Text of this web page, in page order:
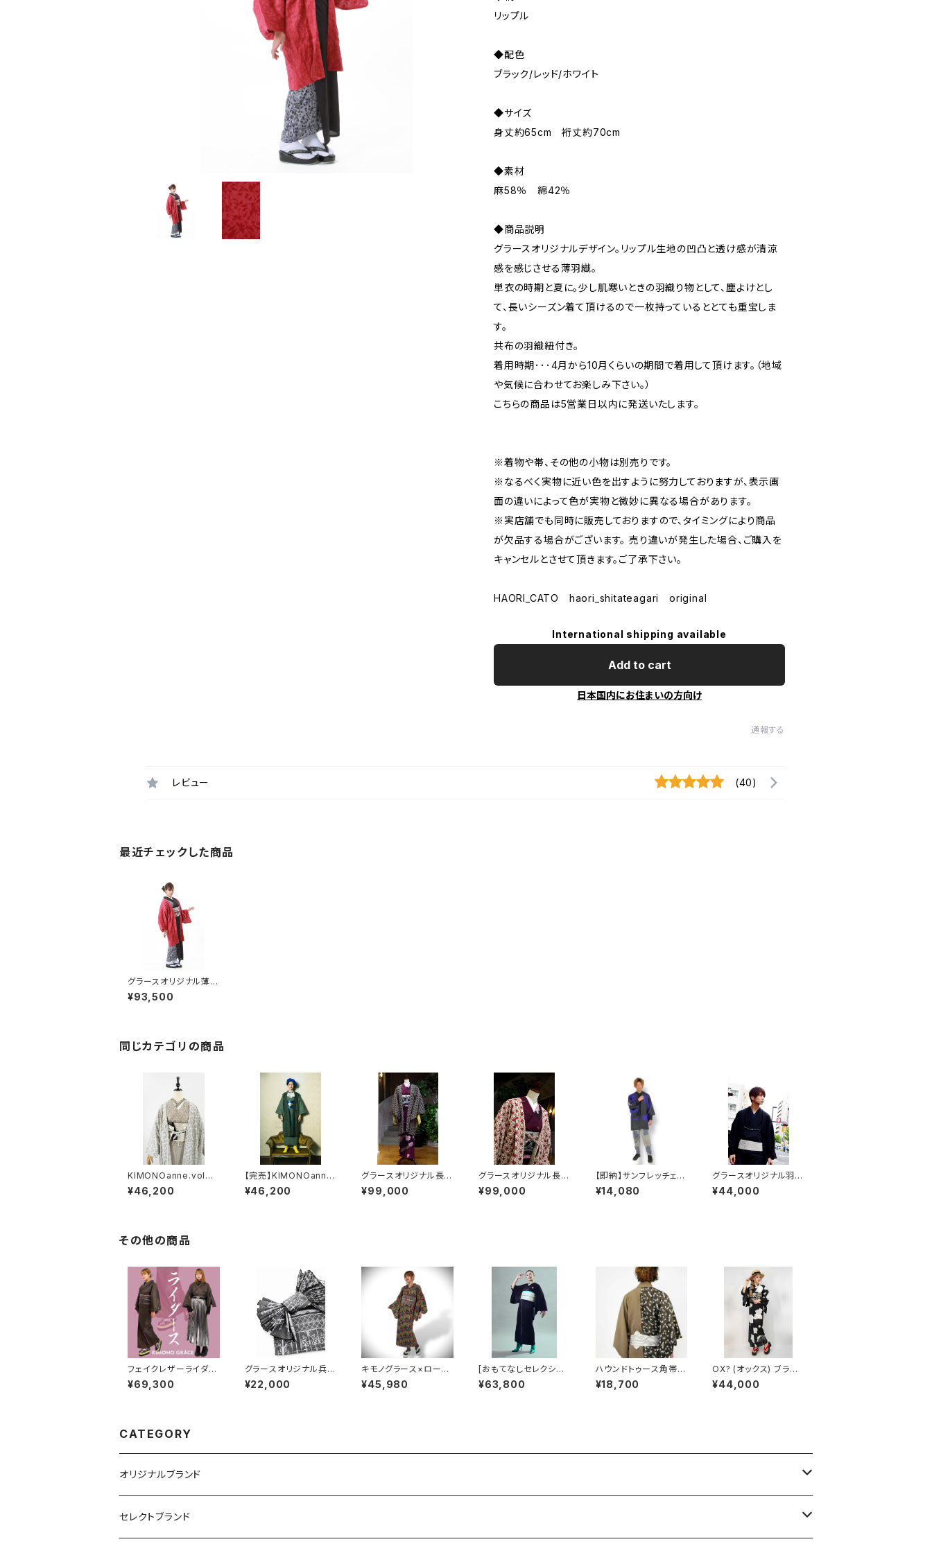
リップル
◆配色
ブラック/レッド/ホワイト
◆サイズ
身丈約65cm 裄丈約70cm
◆素材
麻58％ 綿42％
◆商品説明
グラースオリジナルデザイン。リップル生地の凹凸と透け感が清涼
感を感じさせる薄羽織。
単衣の時期と夏に。少し肌寒いときの羽織り物として、塵よけとし
て、長いシーズン着て頂けるので一枚持っているととても重宝しま
す。
共布の羽織紐付き。
着用時期･･･4月から10月くらいの期間で着用して頂けます。（地域
や気候に合わせてお楽しみ下さい。）
こちらの商品は5営業日以内に発送いたします。
※着物や帯、その他の小物は別売りです。
※なるべく実物に近い色を出すように努力しておりますが、表示画
面の違いによって色が実物と微妙に異なる場合があります。
※実店舗でも同時に販売しておりますので、タイミングにより商品
が欠品する場合がございます。 売り違いが発生した場合、ご購入を
キャンセルとさせて頂きます。ご了承下さい。
HAORI_CATO haori_shitateagari original
International shipping available
Add to cart
日本国内にお住まいの方向け
通報する
レビュー (40)
最近チェックした商品
グラースオリジナル薄羽
織 リップル レッド
仕立て上がり 麻58％
¥93,500
同じカテゴリの商品
KIMONOanne.vol3
掲載 コラボオリジナ
ル レオパードフロッキ
¥46,200
【完売】KIMONOanne.
創刊号掲載 オリジナ
ルライナー羽織 ウー
¥46,200
グラースオリジナル長羽
織 アンティークキルト
レース グレー
¥99,000
グラースオリジナル長羽
織 アンティークキルト
レース ベージュ
¥99,000
【即納】サンフレッチェ法
被 球団公認グッズ
やしまグループオリジナ
¥14,080
グラースオリジナル羽
織 ウールギャバ メン
ズ NV ウール100％
¥44,000
その他の商品
フェイクレザーライダー
ス着物Neo moca レデ
ィース
¥69,300
グラースオリジナル兵児
帯 アイアンフェンス
ブラック×ホワイト ポ
¥22,000
キモノグラース×ローブ
ジャポニカコラボ浴
衣 イグアナ ブラッ
¥45,980
[おもてなしセレクショ
ン2024受賞]KIMONO
anne.vol2掲載 コラ
¥63,800
ハウンドトゥース角帯
箔プリント デニム ホ
ワイト
¥18,700
OX? (オックス) ブラッ
ク キモノグラースオリジ
ナル浴衣 単衣着物 セオ
¥44,000
CATEGORY
オリジナルブランド
カジュアル着物
セレクトブランド